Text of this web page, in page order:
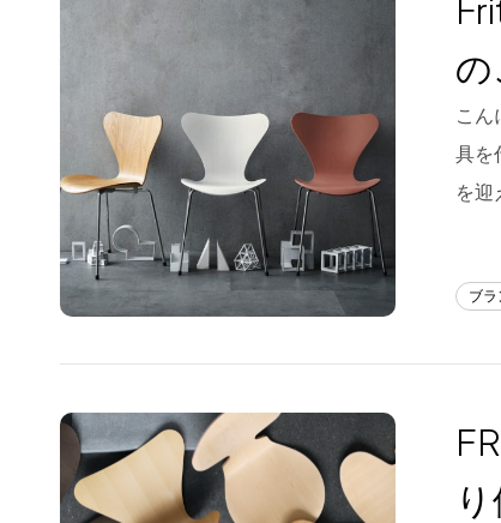
About us
for Business
Recruit
Contact
の
こん
具を
を迎
ブ